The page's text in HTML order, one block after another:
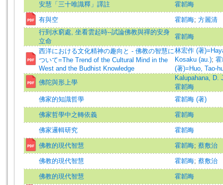
安慧「三十唯識釋」譯註
霍韜晦
有與空 霍韜晦; 方麗清
行到水窮處, 坐看雲起時--試論佛教與禪的安身
立命
霍韜晦
西洋における文化精神の趣向と - 佛教の智慧に
ついて=The Trend of the Cultural Mind in the
West and the Budhist Knowledge
林宏作 (著
Kosaku (au.);
(著)=Huo, Tao-
佛陀與形上學
Kalupahana, D.
霍韜晦
佛家的知識哲學
霍韜晦 (著)
佛家哲學中之轉依義 霍韜晦
佛家邏輯研究 霍韜晦
佛教的現代智慧 霍韜晦; 蔡敷治
佛教的現代智慧 霍韜晦; 蔡敷治
佛教的現代智慧 霍韜晦